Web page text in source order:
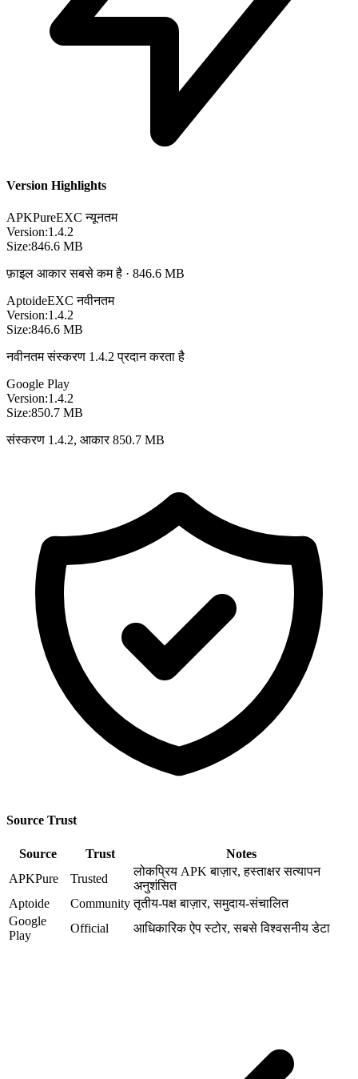
Version Highlights
APKPureEXC न्यूनतम
Version:1.4.2
Size:846.6 MB
फ़ाइल आकार सबसे कम है · 846.6 MB
AptoideEXC नवीनतम
Version:1.4.2
Size:846.6 MB
नवीनतम संस्करण 1.4.2 प्रदान करता है
Google Play
Version:1.4.2
Size:850.7 MB
संस्करण 1.4.2, आकार 850.7 MB
Source Trust
Source Trust
Notes
APKPure
Trusted
लोकप्रिय APK बाज़ार, हस्ताक्षर सत्यापन
अनुशंसित
Aptoide
Community तृतीय-पक्ष बाज़ार, समुदाय-संचालित
Google
Play
Official आधिकारिक ऐप स्टोर, सबसे विश्वसनीय डेटा